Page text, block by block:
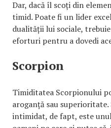
Dar, dacă îl scoți din
timid. Poate fi un lider
dualității lui sociale,
eforturi pentru a dovedi
Scorpion
Timiditatea Scorpionului
aroganță sau
intimidat, de fapt, este